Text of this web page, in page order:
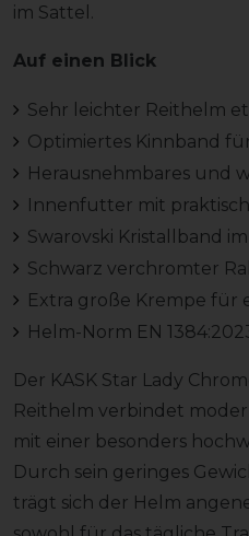
im Sattel.
Auf einen Blick
Sehr leichter Reithelm
Optimiertes Kinnband
Herausnehmbares und
Innenfutter mit
Swarovski Kristallband
Schwarz verchromter
Extra große Krempe für
Helm-Norm EN
Der KASK Star Lady
Reithelm verbindet
mit einer besonders
Durch sein geringes
trägt sich der Helm